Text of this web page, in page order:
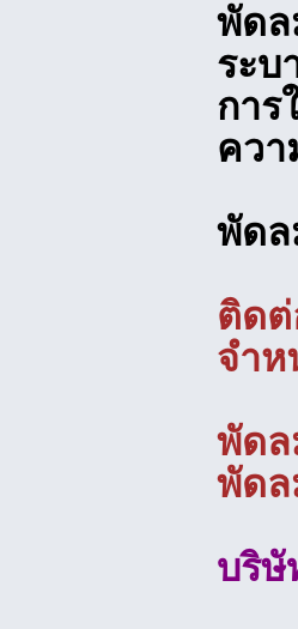
พัด
ระบ
การ
ควา
พัดล
ติดต่
จำ
พัดล
พัดล
บริษั